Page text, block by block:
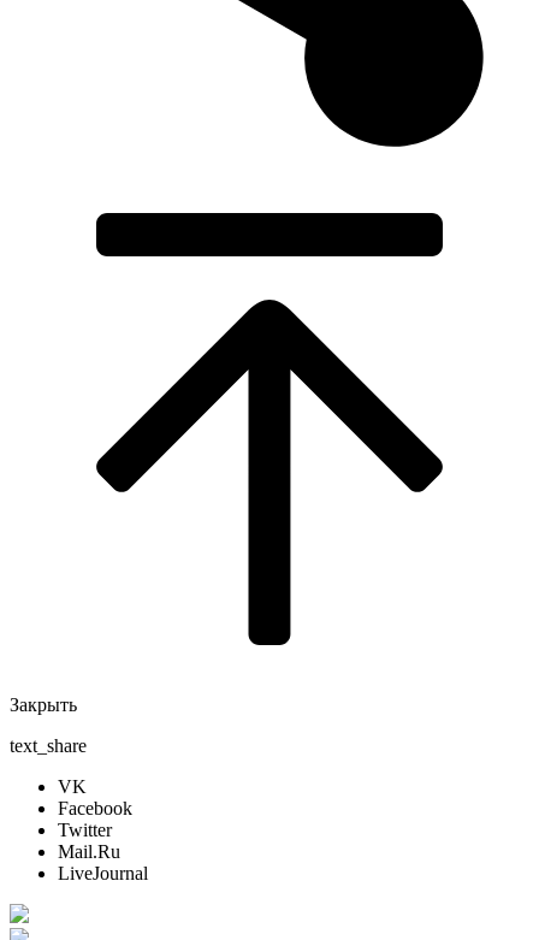
Закрыть
text_share
VK
Facebook
Twitter
Mail.Ru
LiveJournal